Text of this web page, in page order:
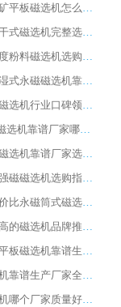
2026 钛铁矿平板磁选机怎么选 靠谱生产企业实力排行榜选购参考攻略
2026CTG 干式磁选机完整选购指南 行业口碑顶尖靠谱生产龙头厂家实力推荐
2026 高精度粉料磁选机选购全攻略 行业优质品牌华体会手机网页版-华体会(中国) 实力深度解析
2026CTB 湿式永磁磁选机靠谱厂家实力排行榜 铁矿选矿设备采购全流程选购指南
2026 尾矿磁选机行业口碑领域强者，源头直供国内主流厂家华体会手机网页版-华体会(中国) 一站式服务
2026尾矿磁选机靠谱厂家哪家好 行业口碑领域强者华体会手机网页版-华体会(中国) 推荐
2026 铁矿磁选机靠谱厂家选购全攻略 行业标杆华体会手机网页版-华体会(中国) 设备性价比出众
2026 化工强磁磁选机选购指南 5 家行业口碑靠谱厂家领域强者推荐
2026 高性价比永磁筒式磁选机品牌盘点 行业强者口碑实测选购完整指南
2026 评价高的磁选机品牌推荐选购指南，永磁筒式磁选机设备领域强者全景行业口碑解析
2026 国内平板磁选机靠谱生产厂家推荐排名|行业口碑选购指南，领域强者按需选设备
2026 磁选机靠谱生产厂家全梳理 分场景选型行业头部品牌选购参考攻略
2026 磁选机哪个厂家质量好？十大靠谱磁电企业排名选购指南